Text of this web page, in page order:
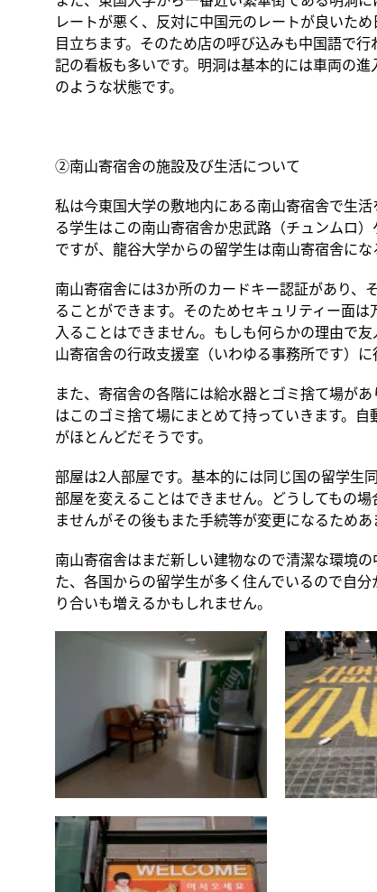
レートが悪く、反対に中国元のレートが良いた
目立ちます。そのため店の呼び込みも中国語で
記の看板も多いです。明洞は基本的には車両の
のような状態です。
②南山寄宿舎の施設及び生活について
私は今東国大学の敷地内にある南山寄宿舎で生
る学生はこの南山寄宿舎か忠武路（チュンムロ
ですが、龍谷大学からの留学生は南山寄宿舎にな
南山寄宿舎には3か所のカードキー認証があり、
ることができます。そのためセキュリティー面
入ることはできません。もしも何らかの理由で
山寄宿舎の行政支援室（いわゆる事務所です）に
また、寄宿舎の各階には給水器とゴミ捨て場が
はこのゴミ捨て場にまとめて持っていきます。
がほとんどだそうです。
部屋は2人部屋です。基本的には同じ国の留学生
部屋を変えることはできません。どうしてもの
ませんがその後もまた手続等が変更になるため
南山寄宿舎はまだ新しい建物なので清潔な環境
た、各国からの留学生が多く住んでいるので自
り合いも増えるかもしれません。